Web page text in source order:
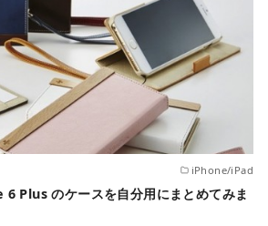
iPhone/iPad
Plus のケースを自分用にまとめてみま